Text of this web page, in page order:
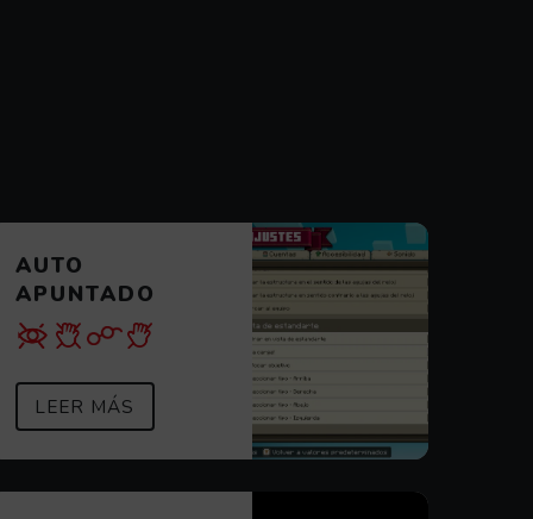
AUTO
APUNTADO
LEER MÁS SOBRE AUTO APUNTADO
(ABRE EN VENTANA MODAL)